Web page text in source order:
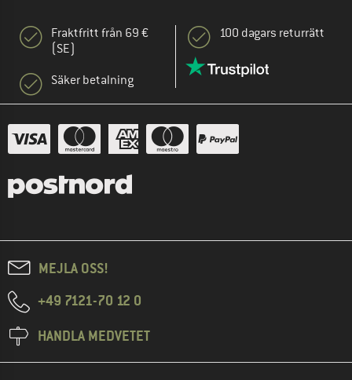
Fraktfritt från 69 €
(SE)
Säker betalning
100 dagars returrätt
MEJLA OSS!
+49 7121-70 12 0
HANDLA MEDVETET